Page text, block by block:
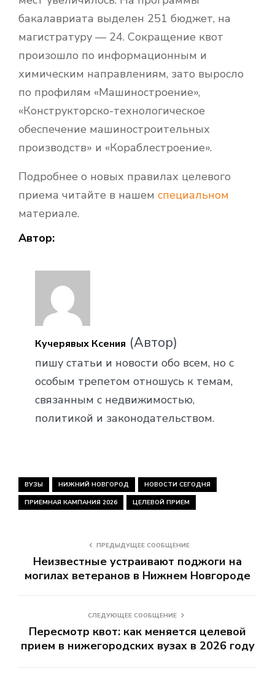
бакалавриата выделен 251 бюджет, на
магистратуру — 24. Сокращение квот
произошло по информационным и
химическим направлениям, зато выросло
по профилям «Машиностроение»,
«Конструкторско-технологическое
обеспечение машиностроительных
производств» и «Кораблестроение».
Подробнее о новых правилах целевого
приема читайте в нашем специальном
материале.
Автор:
Кучерявых Ксения (Автор)
пишу статьи и новости обо всем, но с
особым трепетом отношусь к темам,
связанным с недвижимостью,
политикой и законодательством.
ВУЗЫ НИЖНИЙ НОВГОРОД НОВОСТИ СЕГОДНЯ
ПРИЕМНАЯ КАМПАНИЯ 2026 ЦЕЛЕВОЙ ПРИЕМ
ПРЕДЫДУЩЕЕ СООБЩЕНИЕ
Неизвестные устраивают поджоги на
могилах ветеранов в Нижнем Новгороде
СЛЕДУЮЩЕЕ СООБЩЕНИЕ
Пересмотр квот: как меняется целевой
прием в нижегородских вузах в 2026 году